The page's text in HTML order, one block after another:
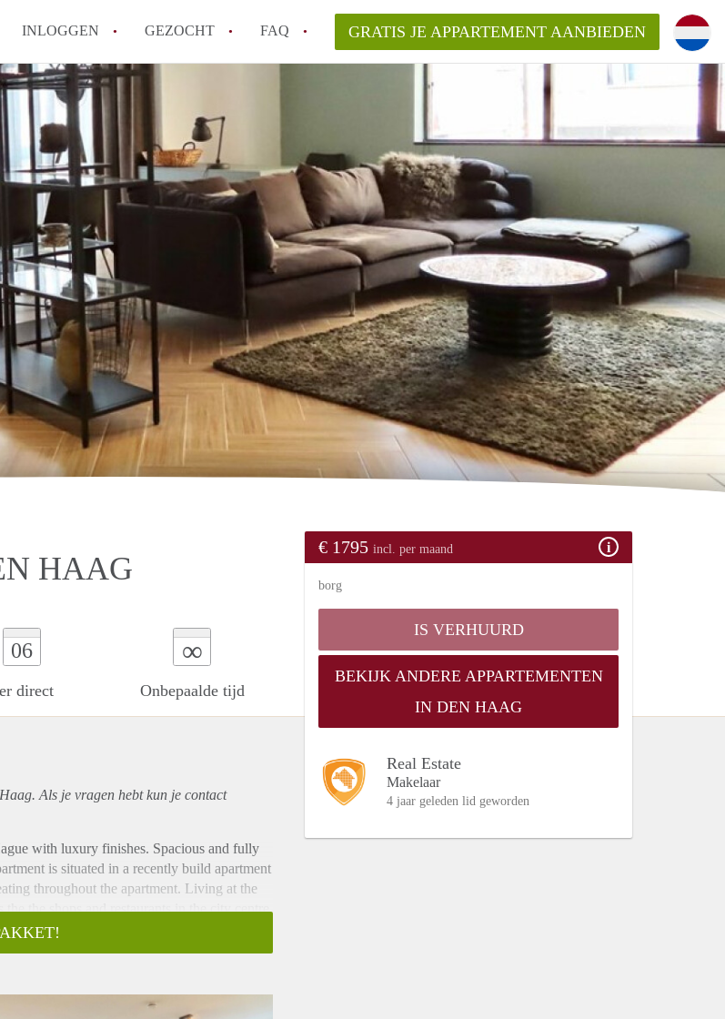
INLOGGEN GEZOCHT FAQ
How to translate AppartementDenHaag!
Wat is Appartement-DenHaag?
Hoeveel kost het om te reageren op een Appartement in Den Haag?
Wat is de privacyverklaring van Appartement-DenHaag?
Berekent Appartement-DenHaag
makelaarsvergoeding/bemiddelingsvergoeding?
Alle veelgestelde vragen
GRATIS JE APPARTEMENT AANBIEDEN
HAAG
06
direct
∞
Onbepaalde tijd
€ 1795 incl. per maand
borg
IS VERHUURD
BEKIJK ANDERE APPARTEMENTEN
IN DEN HAAG
Real Estate
Makelaar
4 jaar geleden lid geworden
Als je vragen hebt kun je contact
with luxury finishes. Spacious and fully
is situated in a recently build apartment
throughout the apartment. Living at the
the shops and restaurants in the city centre.
to the apartment to hallway with toilet and
double bed and closet.